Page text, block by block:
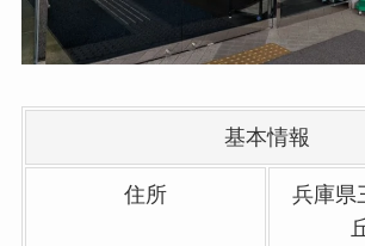
基本情報
住所
兵庫県